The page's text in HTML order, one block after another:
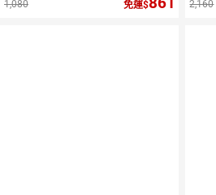
1,080
免運
2,160